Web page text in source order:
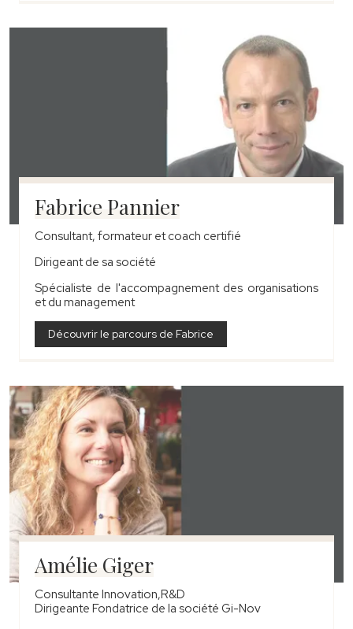
Fabrice Pannier
Consultant, formateur et coach certifié
Dirigeant de sa société
Spécialiste de l'accompagnement des organisations
et du management
Découvrir le parcours de Fabrice
Amélie Giger
Consultante Innovation,R&D
Dirigeante Fondatrice de la société Gi-Nov